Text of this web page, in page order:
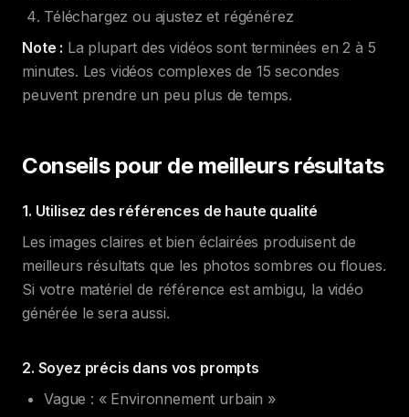
Téléchargez ou ajustez et régénérez
Note : La plupart des vidéos sont terminées en 2 à 5
minutes. Les vidéos complexes de 15 secondes
peuvent prendre un peu plus de temps.
Conseils pour de meilleurs résultats
1. Utilisez des références de haute qualité
Les images claires et bien éclairées produisent de
meilleurs résultats que les photos sombres ou floues.
Si votre matériel de référence est ambigu, la vidéo
générée le sera aussi.
2. Soyez précis dans vos prompts
Vague : « Environnement urbain »